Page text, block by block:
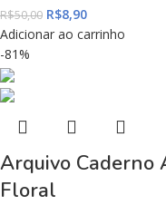
R$50,00 R$8,90
Adicionar ao carrinho
-81%
Arquivo Caderno
Floral